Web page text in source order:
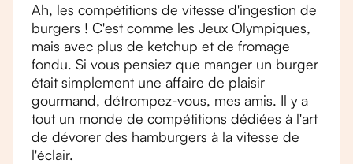
Ah, les compétitions de vitesse d'ingestion de
burgers ! C'est comme les Jeux Olympiques,
mais avec plus de ketchup et de fromage
fondu. Si vous pensiez que manger un burger
était simplement une affaire de plaisir
gourmand, détrompez-vous, mes amis. Il y a
tout un monde de compétitions dédiées à l'art
de dévorer des hamburgers à la vitesse de
l'éclair.